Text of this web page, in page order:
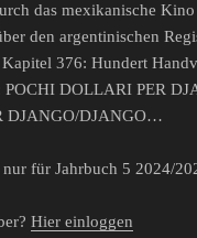
das mexikanische Kino
den argentinischen
376: Hundert
POCHI DOLLARI PER
DJANGO/DJANGO…
für Jahrbuch 5 2024/
Hier einloggen